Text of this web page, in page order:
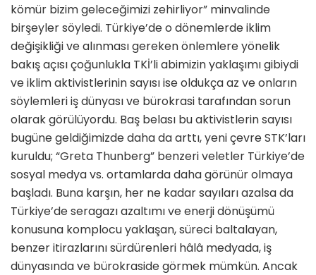
kömür bizim geleceğimizi zehirliyor” minvalinde
birşeyler söyledi. Türkiye’de o dönemlerde iklim
değişikliği ve alınması gereken önlemlere yönelik
bakış açısı çoğunlukla TKİ’li abimizin yaklaşımı gibiydi
ve iklim aktivistlerinin sayısı ise oldukça az ve onların
söylemleri iş dünyası ve bürokrasi tarafından sorun
olarak görülüyordu. Baş belası bu aktivistlerin sayısı
bugüne geldiğimizde daha da arttı, yeni çevre STK’ları
kuruldu; “Greta Thunberg” benzeri veletler Türkiye’de
sosyal medya vs. ortamlarda daha görünür olmaya
başladı. Buna karşın, her ne kadar sayıları azalsa da
Türkiye’de seragazı azaltımı ve enerji dönüşümü
konusuna komplocu yaklaşan, süreci baltalayan,
benzer itirazlarını sürdürenleri hâlâ medyada, iş
dünyasında ve bürokraside görmek mümkün. Ancak